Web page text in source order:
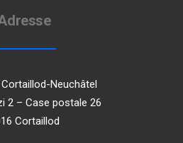
Neuchâtel
2 – Case postale 26
Cortaillod